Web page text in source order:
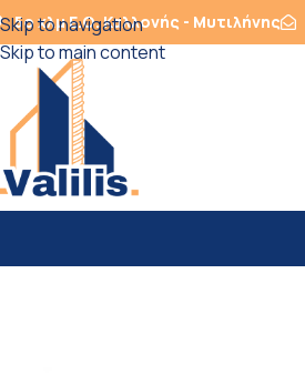
Skip to navigation
Skip to main content
5ο χλμ Ε.Ο. Καλλονής - Μυτιλήνης